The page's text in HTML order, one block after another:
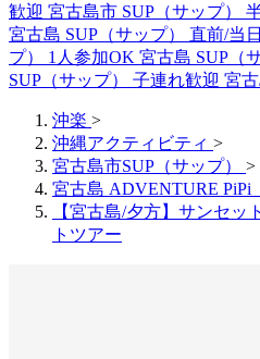
歓迎 宮古島市 SUP（サップ）
宮古島 SUP（サップ） 直前/当
プ） 1人参加OK 宮古島 SUP（
SUP（サップ） 子連れ歓迎 宮
沖楽 >
沖縄アクティビティ >
宮古島市SUP（サップ） >
宮古島 ADVENTURE PiPi
【宮古島/夕方】サンセッ
トツアー